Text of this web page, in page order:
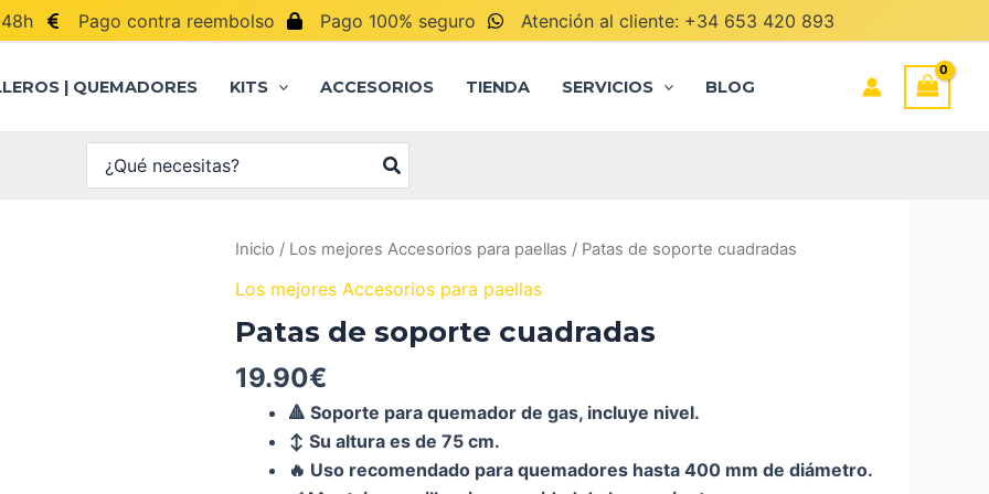
Pago contra reembolso Pago 100% seguro Atención al cliente: +34 653 420 893
| QUEMADORES KITS ACCESORIOS TIENDA SERVICIOS BLOG
Buscar
por:
Inicio / Los mejores Accesorios para paellas / Patas de soporte cuadradas
Los mejores Accesorios para paellas
Patas de soporte cuadradas
19.90€
🔺 Soporte para quemador de gas, incluye nivel.
↕ Su altura es de 75 cm.
🔥 Uso recomendado para quemadores hasta 400 mm de diámetro.
soporte
cuadradas